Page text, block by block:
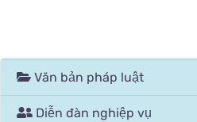
Văn bản pháp luật
Diễn đàn nghiệp vụ